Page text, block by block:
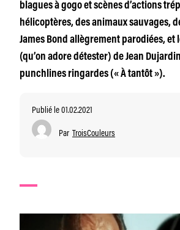
blagues à gogo et scènes d’actions
hélicoptères, des animaux sauvages,
James Bond allègrement parodiées,
(qu’on adore détester) de Jean
punchlines ringardes (« À tantôt »).
Publié le 01.02.2021
Par TroisCouleurs